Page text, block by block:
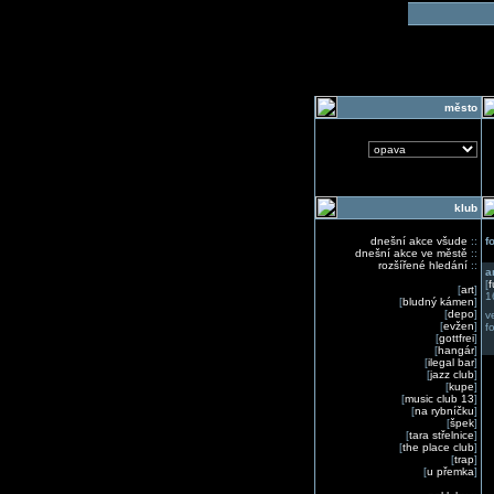
město
klub
dnešní akce všude ::
dnešní akce ve městě ::
rozšířené hledání::
[art]
[bludný kámen]
[depo]
[evžen]
[gottfrei]
[hangár]
[ilegal bar]
[jazz club]
[kupe]
[music club 13]
[na rybníčku]
[špek]
[tara střelnice]
[the place club]
[trap]
[u přemka]
[